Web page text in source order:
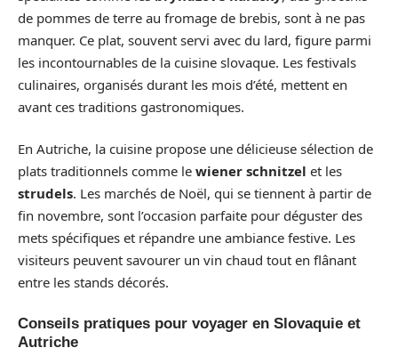
de pommes de terre au fromage de brebis, sont à ne pas
manquer. Ce plat, souvent servi avec du lard, figure parmi
les incontournables de la cuisine slovaque. Les festivals
culinaires, organisés durant les mois d’été, mettent en
avant ces traditions gastronomiques.
En Autriche, la cuisine propose une délicieuse sélection de
plats traditionnels comme le wiener schnitzel et les
strudels. Les marchés de Noël, qui se tiennent à partir de
fin novembre, sont l’occasion parfaite pour déguster des
mets spécifiques et répandre une ambiance festive. Les
visiteurs peuvent savourer un vin chaud tout en flânant
entre les stands décorés.
Conseils pratiques pour voyager en Slovaquie et
Autriche